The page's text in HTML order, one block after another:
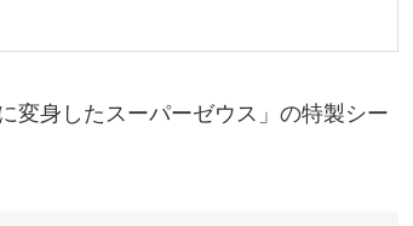
変身したスーパーゼウス」の特製シー